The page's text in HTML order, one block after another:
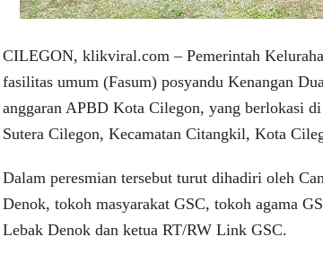
CILEGON, klikviral.com – Pemerintah
fasilitas umum (Fasum) posyandu Kenangan
anggaran APBD Kota Cilegon, yang berlokasi
Sutera Cilegon, Kecamatan Citangkil, Kota
Dalam peresmian tersebut turut dihadiri oleh
Denok, tokoh masyarakat GSC, tokoh agama
Lebak Denok dan ketua RT/RW Link GSC.